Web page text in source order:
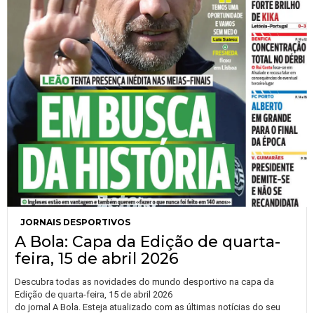
JORNAIS DESPORTIVOS
A Bola: Capa da Edição de quarta-
feira, 15 de abril 2026
Descubra todas as novidades do mundo desportivo na capa da
Edição de quarta-feira, 15 de abril 2026
do jornal A Bola. Esteja atualizado com as últimas notícias do seu